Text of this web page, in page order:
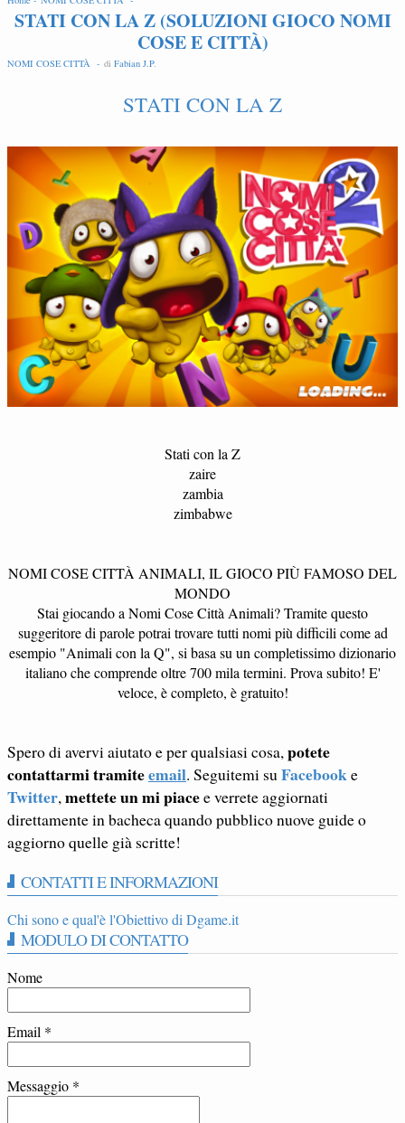
STATI CON LA Z (SOLUZIONI GIOCO NOMI
COSE E CITTÀ)
NOMI COSE CITTÀ - di Fabian J.P.
STATI CON LA Z
Stati con la Z
zaire
zambia
zimbabwe
NOMI COSE CITTÀ ANIMALI, IL GIOCO PIÙ FAMOSO DEL
MONDO
Stai giocando a Nomi Cose Città Animali? Tramite questo
suggeritore di parole potrai trovare tutti nomi più difficili come ad
esempio "Animali con la Q", si basa su un completissimo dizionario
italiano che comprende oltre 700 mila termini. Prova subito! E'
veloce, è completo, è gratuito!
Spero di avervi aiutato e per qualsiasi cosa, potete
contattarmi tramiteemail. Seguitemi su Facebooke
Twitter, mettete un mi piacee verrete aggiornati
direttamente in bacheca quando pubblico nuove guide o
aggiorno quelle già scritte!
CONTATTI E INFORMAZIONI
Chi sono e qual'è l'Obiettivo di Dgame.it
MODULO DI CONTATTO
Nome
Email *
Messaggio *